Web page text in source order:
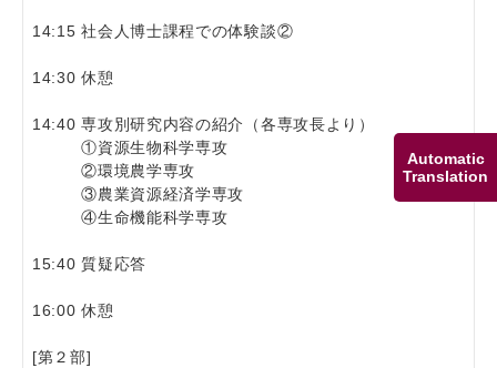
Automatic
Translation
14:15 社会人博士課程での体験談②
14:30 休憩
14:40 専攻別研究内容の紹介（各専攻長より）
①資源生物科学専攻
②環境農学専攻
③農業資源経済学専攻
④生命機能科学専攻
15:40 質疑応答
16:00 休憩
[第２部]